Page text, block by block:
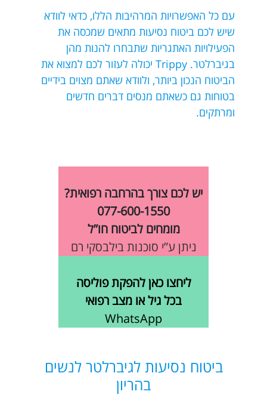
עם כל האפשרויות המרהיבות הללו, כדאי לוודא
שיש לכם ביטוח נסיעות מתאים שמכסה את
הפעילויות האתגריות שתבחרו להנות מהן
בגיברלטר. Trippy יכולה לעזור לכם למצוא את
הביטוח הנכון ביותר, ולוודא שאתם מצוים בידיים
בטוחות גם כשאתם מנסים דברים חדשים
ומרתקים.
יש לכם צורך בהרחבה רפואית?
077-600-1550
מומחים לביטוח חו”ל
ניתן ע”י סוכנות בילבסקי רם
ליחצו כאן להפקת פוליסה
בכל גיל או מצב רפואי
WhatsApp
ביטוח נסיעות לגיברלטר לנשים
בהריון